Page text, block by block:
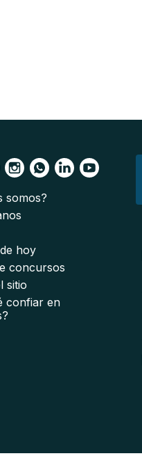
somos?
hoy
concursos
sitio
confiar en